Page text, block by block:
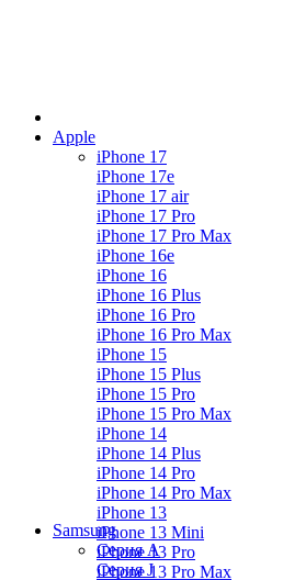
Apple
iPhone 17
iPhone 17e
iPhone 17 air
iPhone 17 Pro
iPhone 17 Pro Max
iPhone 16e
iPhone 16
iPhone 16 Plus
iPhone 16 Pro
iPhone 16 Pro Max
iPhone 15
iPhone 15 Plus
iPhone 15 Pro
iPhone 15 Pro Max
iPhone 14
iPhone 14 Plus
iPhone 14 Pro
iPhone 14 Pro Max
iPhone 13
iPhone 13 Mini
iPhone 13 Pro
iPhone 13 Pro Max
Samsung
Серия А
Серия J